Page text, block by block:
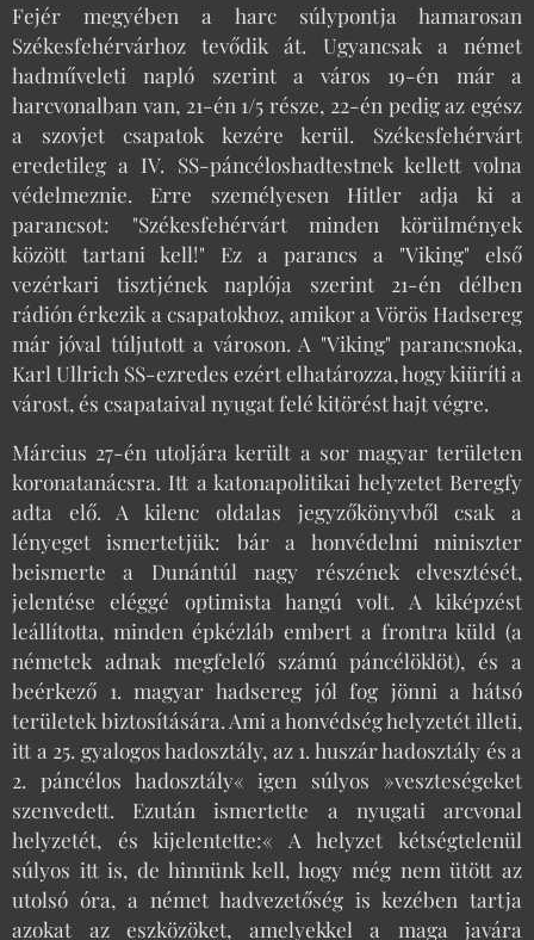
Fejér megyében a harc súlypontja hamarosan
Székesfehérvárhoz tevődik át. Ugyancsak a német
hadműveleti napló szerint a város 19-én már a
harcvonalban van, 21-én 1/5 része, 22-én pedig az egész
a szovjet csapatok kezére kerül. Székesfehérvárt
eredetileg a IV. SS-páncéloshadtestnek kellett volna
védelmeznie. Erre személyesen Hitler adja ki a
parancsot: "Székesfehérvárt minden körülmények
között tartani kell!" Ez a parancs a "Viking" első
vezérkari tisztjének naplója szerint 21-én délben
rádión érkezik a csapatokhoz, amikor a Vörös Hadsereg
már jóval túljutott a városon. A "Viking" parancsnoka,
Karl Ullrich SS-ezredes ezért elhatározza, hogy kiüríti a
várost, és csapataival nyugat felé kitörést hajt végre.
Március 27-én utoljára került a sor magyar területen
koronatanácsra. Itt a katonapolitikai helyzetet Beregfy
adta elő. A kilenc oldalas jegyzőkönyvből csak a
lényeget ismertetjük: bár a honvédelmi miniszter
beismerte a Dunántúl nagy részének elvesztését,
jelentése eléggé optimista hangú volt. A kiképzést
leállította, minden épkézláb embert a frontra küld (a
németek adnak megfelelő számú páncélöklöt), és a
beérkező 1. magyar hadsereg jól fog jönni a hátsó
területek biztosítására. Ami a honvédség helyzetét illeti,
itt a 25. gyalogos hadosztály, az 1. huszár hadosztály és a
2. páncélos hadosztály« igen súlyos »veszteségeket
szenvedett. Ezután ismertette a nyugati arcvonal
helyzetét, és kijelentette:« A helyzet kétségtelenül
súlyos itt is, de hinnünk kell, hogy még nem ütött az
utolsó óra, a német hadvezetőség is kezében tartja
azokat az eszközöket, amelyekkel a maga javára